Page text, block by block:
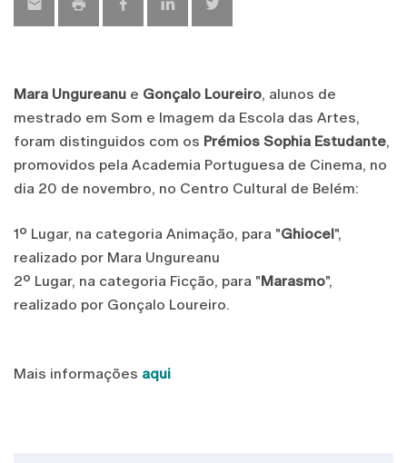
Mara Ungureanu e Gonçalo Loureiro, alunos de
mestrado em Som e Imagem da Escola das Artes,
foram distinguidos com os Prémios Sophia Estudante,
promovidos pela Academia Portuguesa de Cinema, no
dia 20 de novembro, no Centro Cultural de Belém:
1º Lugar, na categoria Animação, para "Ghiocel",
realizado por Mara Ungureanu
2º Lugar, na categoria Ficção, para "Marasmo",
realizado por Gonçalo Loureiro.
Mais informações aqui